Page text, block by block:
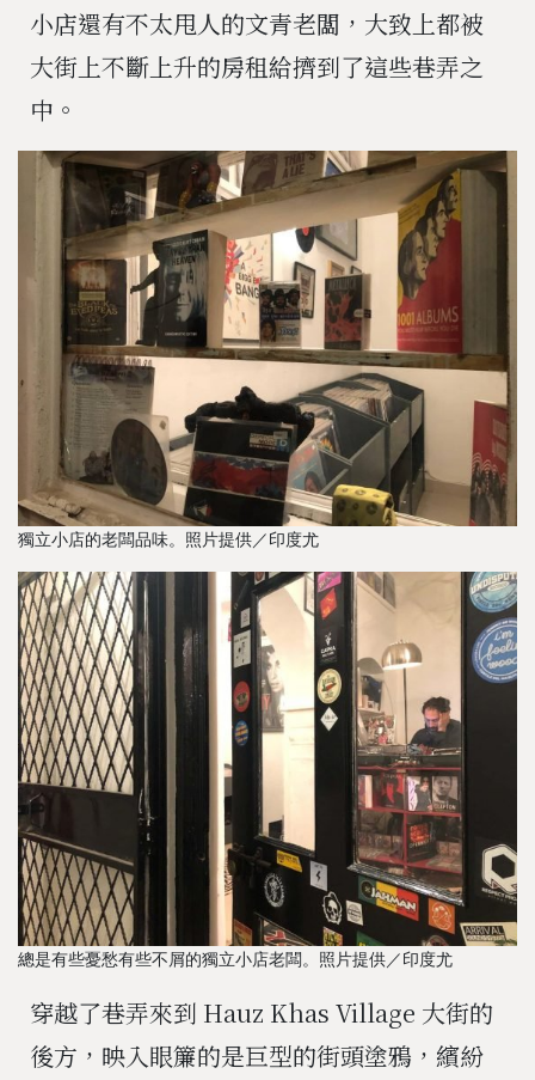
小店還有不太甩人的文青老闆，大致上都被
大街上不斷上升的房租給擠到了這些巷弄之
中。
獨立小店的老闆品味。照片提供／印度尤
總是有些憂愁有些不屑的獨立小店老闆。照片提供／印度尤
穿越了巷弄來到 Hauz Khas Village 大街的
後方，映入眼簾的是巨型的街頭塗鴉，繽紛